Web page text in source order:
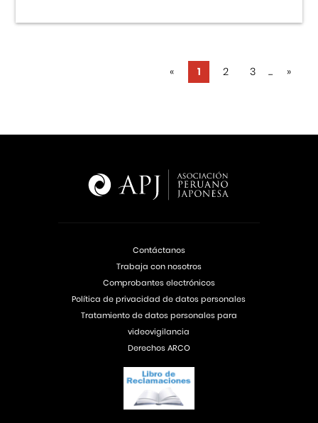
« 1 2 3 ... »
Contáctanos
Trabaja con nosotros
Comprobantes electrónicos
Política de privacidad de datos personales
Tratamiento de datos personales para
videovigilancia
Derechos ARCO